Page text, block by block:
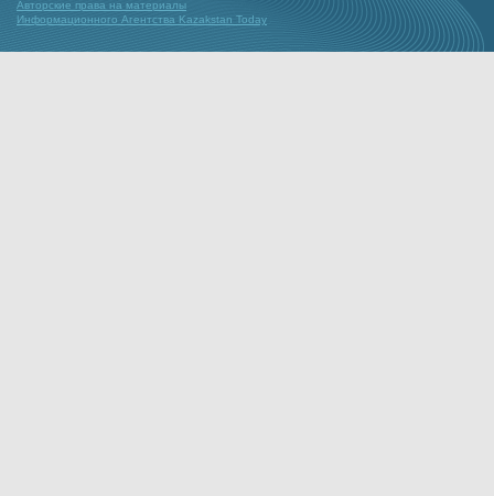
Авторские права на материалы
Информационного Агентства Kazakstan Today